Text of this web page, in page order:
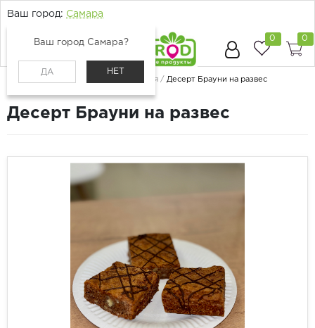
Ваш город: Самара
Ваш город Самара?
ДА НЕТ
0 0
Хлеб и кулинария Десерт Брауни на развес
Десерт Брауни на развес